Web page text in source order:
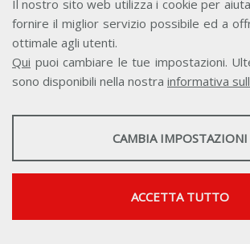
Il nostro sito web utilizza i cookie per
fornire il miglior servizio possibile ed a
ottimale agli utenti.
Qui puoi cambiare le tue impostazioni.
sono disponibili nella nostra informativa
STATISTICHE
Mostra maggiori informazioni
Google Analytics
CAMBIA IMPOSTAZIONI
ACCETTA TUTTO